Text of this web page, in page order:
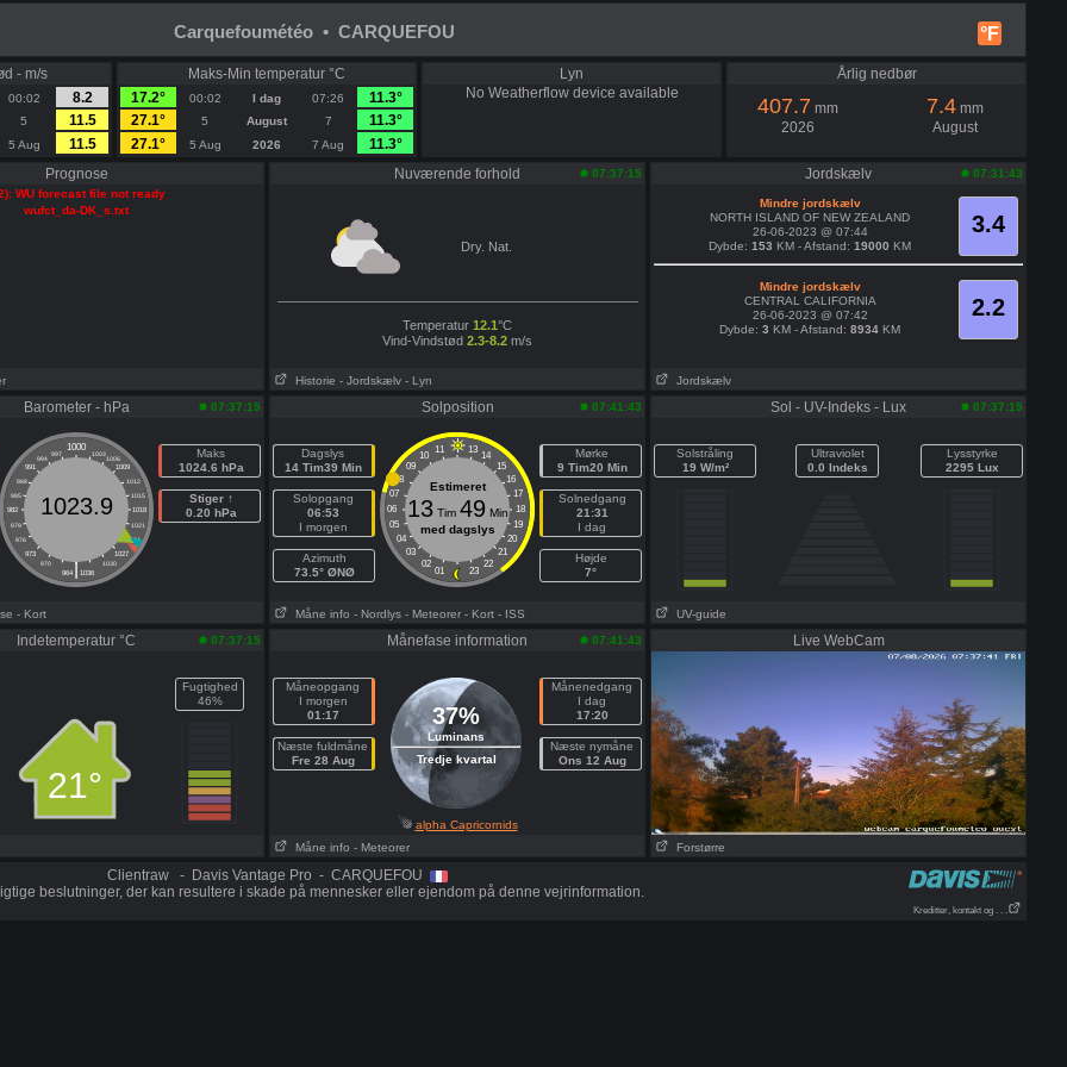
°F
Carquefoumétéo • CARQUEFOU
- m/s
00:02
8.2
5
11.5
5 Aug 11.5
Maks-Min temperatur °C
17.2°
00:02 I dag 07:26
11.3°
27.1°
5 August 7
11.3°
27.1°
5 Aug 2026 7 Aug 11.3°
Lyn
No Weatherflow device available
Årlig nedbør
407.7 mm
2026
7.4 mm
August
Prognose
WU forecast file not ready
wufct_da-DK_s.txt
Nuværende forhold 07:37:15
Dry. Nat.
Temperatur 12.1°C
Vind-Vindstød 2.3-8.2 m/s
Historie - Jordskælv - Lyn
Jordskælv 07:31:43
3.4
Mindre jordskælv
NORTH ISLAND OF NEW ZEALAND
26-06-2023 @ 07:44
Dybde: 153 KM - Afstand: 19000 KM
2.2
Mindre jordskælv
CENTRAL CALIFORNIA
26-06-2023 @ 07:42
Dybde: 3 KM - Afstand: 8934 KM
Jordskælv
Barometer - hPa 07:37:15
1000
997 1003
994
1006
991
1009
988
1012
985
1015
982
1018
979
1021
976
1024
973
1027
970
1030
|
964 1036
1023.9
Maks
1024.6 hPa
Stiger ↑
0.20 hPa
- Kort
Solposition 07:41:43
Dagslys
14 Tim39 Min
Solopgang
06:53
I morgen
Azimuth
73.5° ØNØ
11 13
10
14
09
15
08
16
07
17
06
18
05
19
04
20
03
21
02
22
01 23
Estimeret
13Tim 49Min
med dagslys
Mørke
9 Tim20 Min
Solnedgang
21:31
I dag
Højde
7°
Måne info - Nordlys - Meteorer - Kort - ISS
Sol - UV-Indeks - Lux 07:37:15
Solstråling
19 W/m²
Ultraviolet
0.0 Indeks
Lysstyrke
2295 Lux
UV-guide
Indetemperatur °C 07:37:15
21°
Fugtighed
46%
Månefase information 07:41:43
Måneopgang
I morgen
01:17
Næste fuldmåne
Fre 28 Aug
37%
Luminans
Tredje kvartal
Månenedgang
I dag
17:20
Næste nymåne
Ons 12 Aug
alpha Capricornids
Måne info - Meteorer
Live WebCam
Forstørre
Clientraw - Davis Vantage Pro - CARQUEFOU
beslutninger, der kan resultere i skade på mennesker eller ejendom på denne vejrinformation.
Kreditter, kontakt og . . .